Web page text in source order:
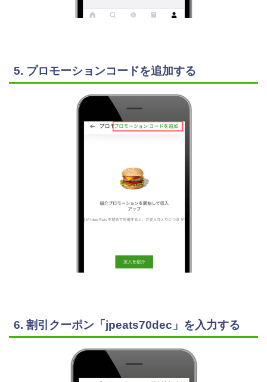
5. プロモーションコードを追加する
6. 割引クーポン「jpeats70dec」を入力する